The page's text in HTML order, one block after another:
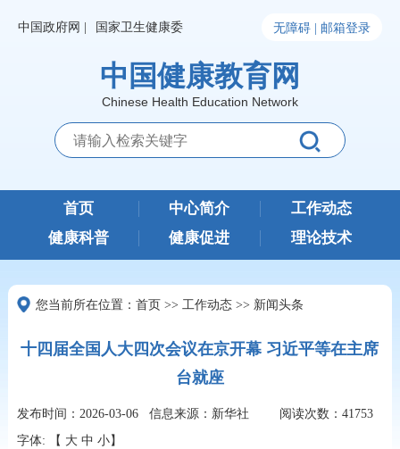
中国政府网 | 国家卫生健康委 无障碍 | 邮箱登录
中国健康教育网
Chinese Health Education Network
首页 中心简介
工作动态
健康科普
健康促进 理论技术
您当前所在位置： 首页 >> 工作动态>> 新闻头条
十四届全国人大四次会议在京开幕 习近平等在主席
台就座
发布时间：2026-03-06 信息来源：新华社 阅读次数： 41753
字体: 【 大 中 小】